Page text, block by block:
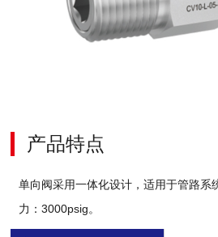
产品特点
单向阀采用一体化设计，适用于管路系
力：3000psig。